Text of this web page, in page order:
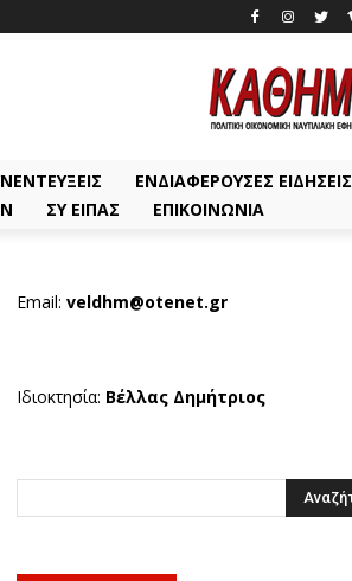
ΕΝΔΙΑΦΈΡΟΥΣΕΣ ΕΙΔΉΣΕΙΣ
ΣΥ ΕΊΠΑΣ ΕΠΙΚΟΙΝΩΝΊΑ
Email: veldhm@otenet.gr
Ιδιοκτησία: Βέλλας Δημήτριος